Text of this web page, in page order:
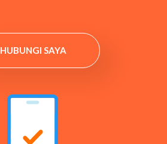
HUBUNGI SAYA